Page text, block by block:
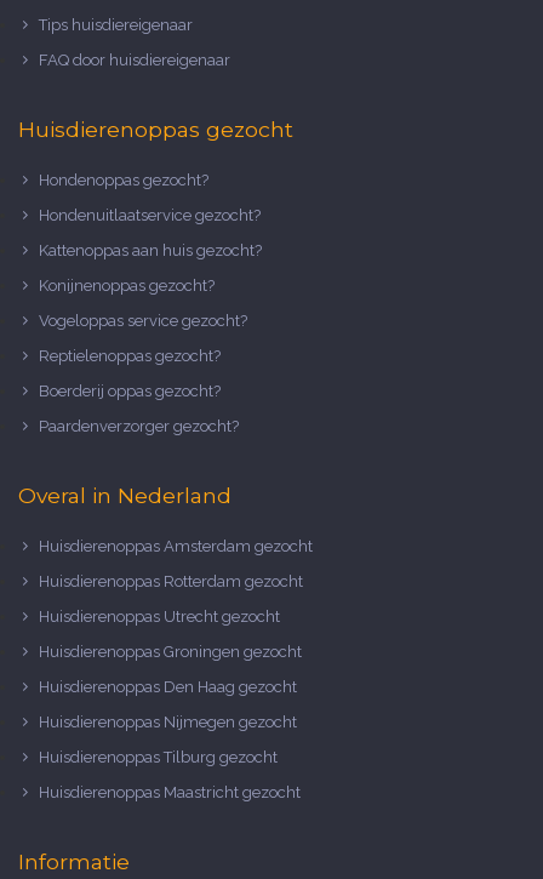
Tips huisdiereigenaar
FAQ door huisdiereigenaar
Huisdierenoppas gezocht
Hondenoppas gezocht?
Hondenuitlaatservice gezocht?
Kattenoppas aan huis gezocht?
Konijnenoppas gezocht?
Vogeloppas service gezocht?
Reptielenoppas gezocht?
Boerderij oppas gezocht?
Paardenverzorger gezocht?
Overal in Nederland
Huisdierenoppas Amsterdam gezocht
Huisdierenoppas Rotterdam gezocht
Huisdierenoppas Utrecht gezocht
Huisdierenoppas Groningen gezocht
Huisdierenoppas Den Haag gezocht
Huisdierenoppas Nijmegen gezocht
Huisdierenoppas Tilburg gezocht
Huisdierenoppas Maastricht gezocht
Informatie